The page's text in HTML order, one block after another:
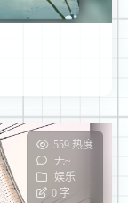
559 热度
无~
娱乐
0 字